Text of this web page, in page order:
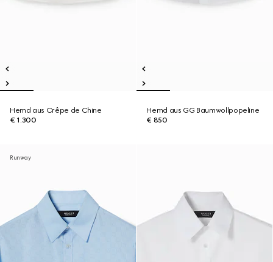
Hemd aus Crêpe de Chine
€ 1.300
Hemd aus GG Baumwollpopeline
€ 850
Runway